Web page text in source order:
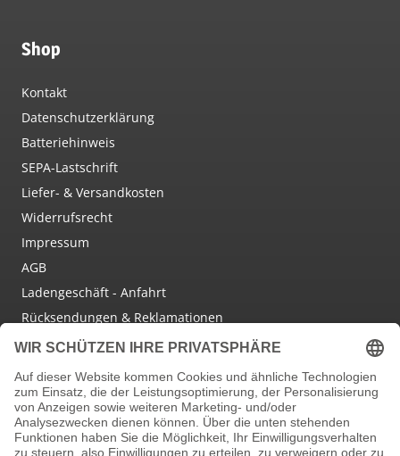
Shop
Kontakt
Datenschutzerklärung
Batteriehinweis
SEPA-Lastschrift
Liefer- & Versandkosten
Widerrufsrecht
Impressum
AGB
Ladengeschäft - Anfahrt
Rücksendungen & Reklamationen
Social Media
Facebook
Instagram